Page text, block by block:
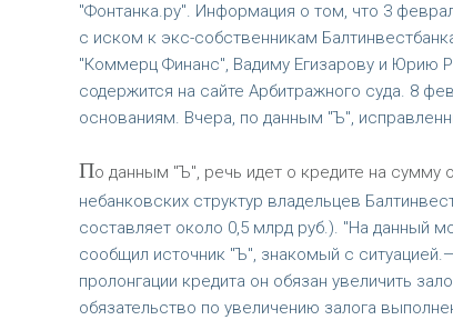
"Фонтанка.ру". Информация о том, что 3
с иском к экс-собственникам
"Коммерц Финанс", Вадиму Егизарову и Юрию
содержится на сайте Арбитражного суда. 8
основаниям. Вчера, по данным "Ъ",
По данным "Ъ", речь идет о кредите на сумму
небанковских структур владельцев
составляет около 0,5 млрд руб.). "На данный
сообщил источник "Ъ", знакомый с
пролонгации кредита он обязан увеличить
обязательство по увеличению залога